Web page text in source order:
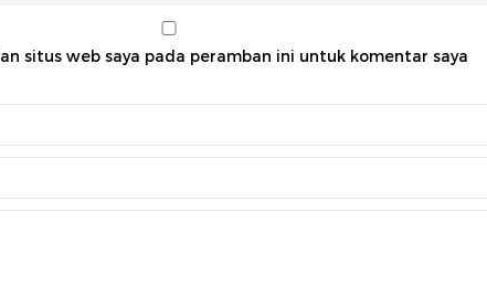
situs web saya pada peramban ini untuk komentar saya